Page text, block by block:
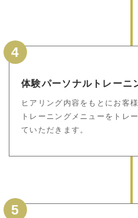
4
体験パーソナルトレーニ
ヒアリング内容をもとにお客
トレーニングメニューをトレ
ていただきます。
5